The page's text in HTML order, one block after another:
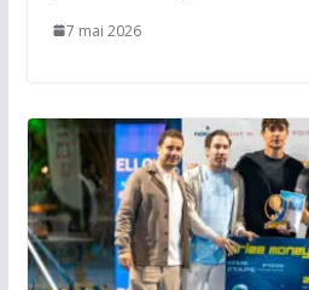
7 mai 2026